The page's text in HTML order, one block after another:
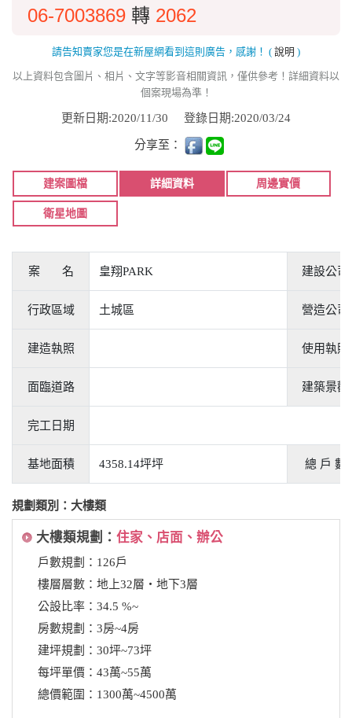
06-7003869 轉 2062
請告知賣家您是在新屋網看到這則廣告，感謝！ ( 說明 )
以上資料包含圖片、相片、文字等影音相關資訊，僅供參考！詳細資料以
個案現場為準！
更新日期:2020/11/30 登錄日期:2020/03/24
分享至：
建案圖檔 詳細資料 周邊實價
衛星地圖
案 名 皇翔PARK 建設公司
行政區域 土城區 營造公司
建造執照 使用執照
面臨道路 建築景觀
完工日期
基地面積 4358.14坪坪 總 戶 數
規劃類別：大樓類
大樓類規劃： 住家、店面、辦公
戶數規劃：126戶
樓層層數：地上32層‧地下3層
公設比率：34.5 %~
房數規劃：3房~4房
建坪規劃：30坪~73坪
每坪單價：43萬~55萬
總價範圍：1300萬~4500萬